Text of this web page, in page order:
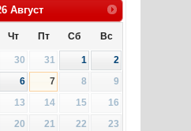
Август
Чт Пт Сб Вс
30 31 1
2
6 7 8
9
13 14 15
16
20 21 22
23